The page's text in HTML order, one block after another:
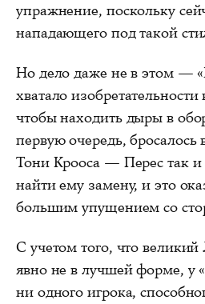
упражнение, поскольку
нападающего под такой
Но дело даже не в этом —
хватало
чтобы находить дыры в
первую очередь, бросалось
Тони Крооса — Перес так и
найти ему замену, и это
большим упущением со
С учетом того, что великий
явно не в лучшей форме, у
ни одного игрока,